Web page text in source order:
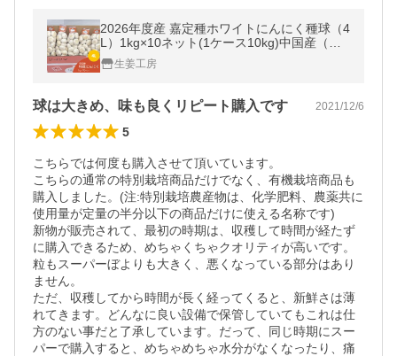
2026年度産 嘉定種ホワイトにんにく種球（4
L）1kg×10ネット(1ケース10kg)中国産（特
栽にんにく）(中国規格4Lサイズ/1kgネット
の目安玉数14-16個)
生姜工房
球は大きめ、味も良くリピート購入です 2021/12/6
5
こちらでは何度も購入させて頂いています。
こちらの通常の特別栽培商品だけでなく、有機栽培商品も
購入しました。(注:特別栽培農産物は、化学肥料、農薬共に
使用量が定量の半分以下の商品だけに使える名称です)
新物が販売されて、最初の時期は、収穫して時間が経たず
に購入できるため、めちゃくちゃクオリティが高いです。
粒もスーパーぼよりも大きく、悪くなっている部分はあり
ません。
ただ、収穫してから時間が長く経ってくると、新鮮さは薄
れてきます。どんなに良い設備で保管していてもこれは仕
方のない事だと了承しています。だって、同じ時期にスー
パーで購入すると、めちゃめちゃ水分がなくなったり、痛